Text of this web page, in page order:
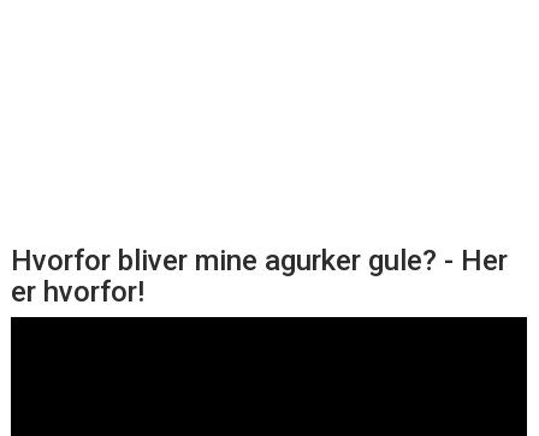
Hvorfor bliver mine agurker gule? - Her
er hvorfor!